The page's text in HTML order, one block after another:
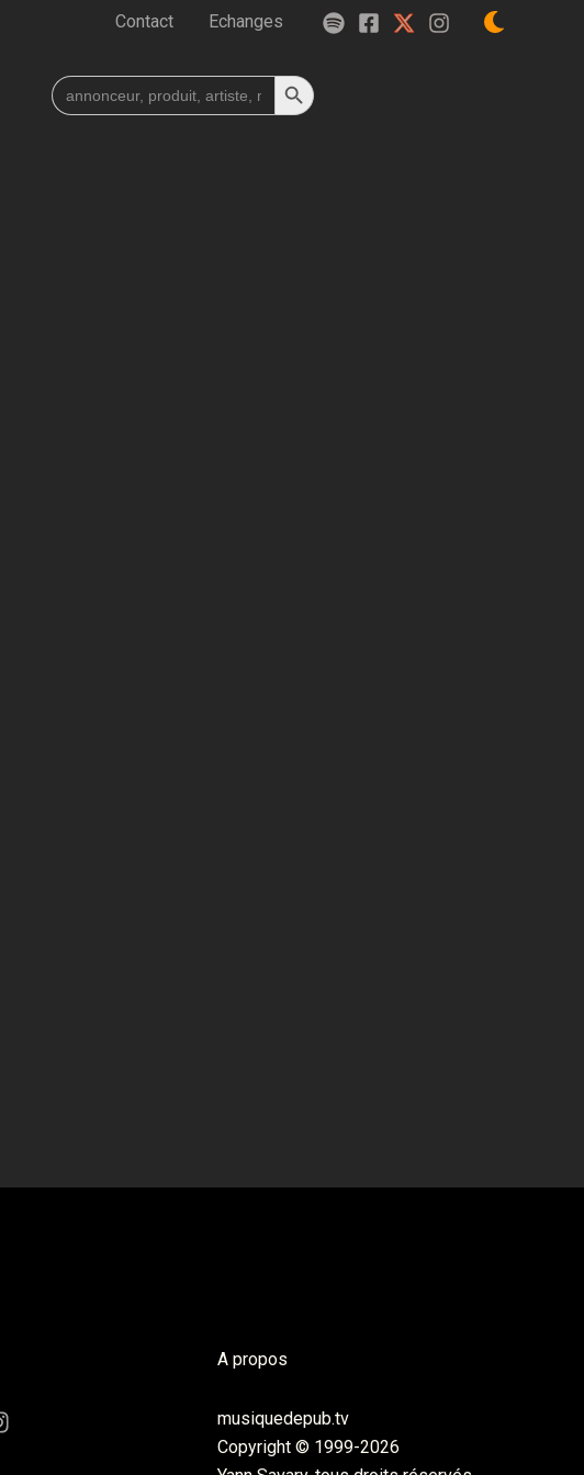
Contact Echanges
Search
for:
Search Button
A propos
musiquedepub.tv
Copyright © 1999-2026